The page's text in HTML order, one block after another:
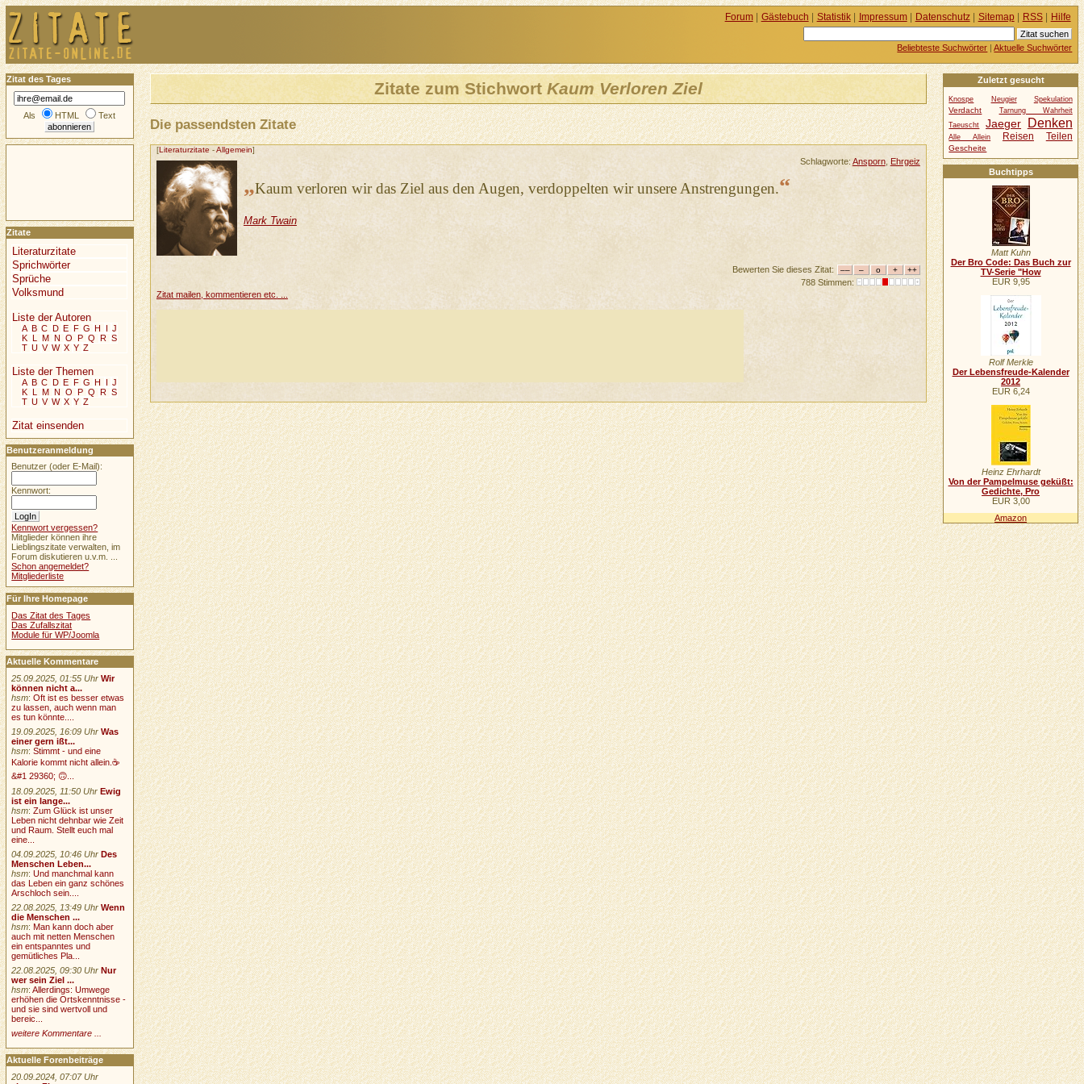
Zitate zum Stichwort Kaum Verloren Ziel
Die passendsten Zitate
[Literaturzitate -Allgemein]
Schlagworte: Ansporn, Ehrgeiz
„Kaum verloren wir das Ziel aus den Augen, verdoppelten wir unsere Anstrengungen.“
Mark Twain
Bewerten Sie dieses Zitat:
788 Stimmen:
Zitat mailen, kommentieren etc. ...
Zuletzt gesucht
Knospe Neugier Spekulation
Verdacht
Tarnung Wahrheit
Taeuscht
Jaeger Denken
Alle Allein Reisen Teilen
Gescheite
Buchtipps
Matt Kuhn
Der Bro Code: Das Buch zur
TV-Serie "How
EUR 9,95
Rolf Merkle
Der Lebensfreude-Kalender
2012
EUR 6,24
Heinz Ehrhardt
Von der Pampelmuse geküßt:
Gedichte, Pro
EUR 3,00
Amazon
Zitat des Tages
Als HTML Text
Zitate
Literaturzitate
Sprichwörter
Sprüche
Volksmund
Liste der Autoren
A B C D E F G H I J
K L M N O P Q R S
T U V W X Y Z
Liste der Themen
A B C D E F G H I J
K L M N O P Q R S
T U V W X Y Z
Zitat einsenden
Benutzeranmeldung
Benutzer (oder E-Mail):
Kennwort:
Kennwort vergessen?
Mitglieder können ihre
Lieblingszitate verwalten, im
Forum diskutieren u.v.m. ...
Schon angemeldet?
Mitgliederliste
Für Ihre Homepage
Das Zitat des Tages
Das Zufallszitat
Module für WP/Joomla
Aktuelle Kommentare
25.09.2025, 01:55 Uhr Wir
können nicht a...
hsm:Oft ist es besser etwas
zu lassen, auch wenn man
es tun könnte....
19.09.2025, 16:09 Uhr Was
einer gern ißt...
hsm:Stimmt - und eine
Kalorie kommt nicht allein.☕
&#1 29360; 🙃...
18.09.2025, 11:50 Uhr Ewig
ist ein lange...
hsm:Zum Glück ist unser
Leben nicht dehnbar wie Zeit
und Raum. Stellt euch mal
eine...
04.09.2025, 10:46 Uhr Des
Menschen Leben...
hsm:Und manchmal kann
das Leben ein ganz schönes
Arschloch sein....
22.08.2025, 13:49 Uhr Wenn
die Menschen ...
hsm:Man kann doch aber
auch mit netten Menschen
ein entspanntes und
gemütliches Pla...
22.08.2025, 09:30 Uhr Nur
wer sein Ziel ...
hsm:Allerdings: Umwege
erhöhen die Ortskenntnisse -
und sie sind wertvoll und
bereic...
weitere Kommentare ...
Aktuelle Forenbeiträge
20.09.2024, 07:07 Uhr
Forum| Gästebuch | Statistik| Impressum| Datenschutz| Sitemap| RSS| Hilfe
Beliebteste Suchwörter |Aktuelle Suchwörter